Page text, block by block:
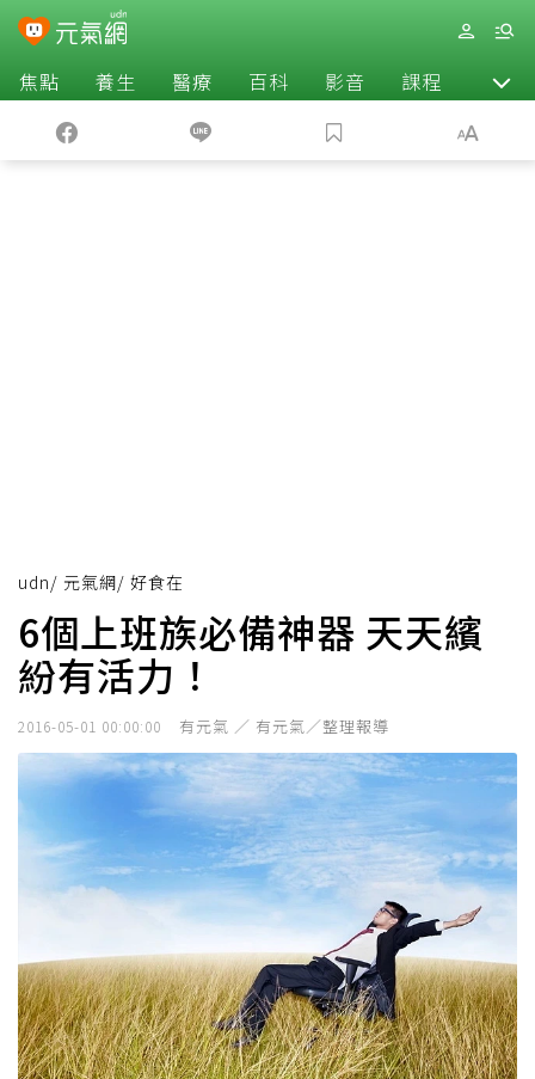
焦點 養生 醫療 百科 影音 課程 退休
udn/ 元氣網/ 好食在
6個上班族必備神器 天天繽
紛有活力！
2016-05-01 00:00:00 有元氣 ／ 有元氣／整理報導